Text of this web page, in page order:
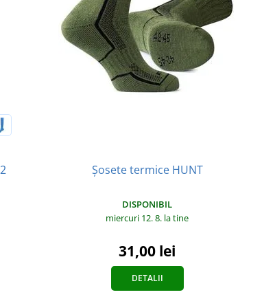
Șosete termice HUNT
DISPONIBIL
miercuri 12. 8. la tine
31,00 lei
DETALII